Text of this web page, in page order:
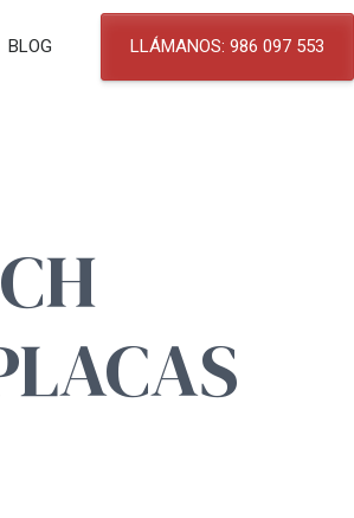
BLOG LLÁMANOS: 986 097 553